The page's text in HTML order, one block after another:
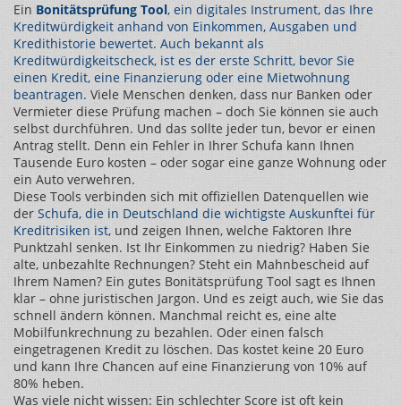
Ein Bonitätsprüfung Tool, ein digitales Instrument, das Ihre
Kreditwürdigkeit anhand von Einkommen, Ausgaben und
Kredithistorie bewertet. Auch bekannt als
Kreditwürdigkeitscheck, ist es der erste Schritt, bevor Sie
einen Kredit, eine Finanzierung oder eine Mietwohnung
beantragen. Viele Menschen denken, dass nur Banken oder
Vermieter diese Prüfung machen – doch Sie können sie auch
selbst durchführen. Und das sollte jeder tun, bevor er einen
Antrag stellt. Denn ein Fehler in Ihrer Schufa kann Ihnen
Tausende Euro kosten – oder sogar eine ganze Wohnung oder
ein Auto verwehren.
Diese Tools verbinden sich mit offiziellen Datenquellen wie
der Schufa, die in Deutschland die wichtigste Auskunftei für
Kreditrisiken ist, und zeigen Ihnen, welche Faktoren Ihre
Punktzahl senken. Ist Ihr Einkommen zu niedrig? Haben Sie
alte, unbezahlte Rechnungen? Steht ein Mahnbescheid auf
Ihrem Namen? Ein gutes Bonitätsprüfung Tool sagt es Ihnen
klar – ohne juristischen Jargon. Und es zeigt auch, wie Sie das
schnell ändern können. Manchmal reicht es, eine alte
Mobilfunkrechnung zu bezahlen. Oder einen falsch
eingetragenen Kredit zu löschen. Das kostet keine 20 Euro
und kann Ihre Chancen auf eine Finanzierung von 10% auf
80% heben.
Was viele nicht wissen: Ein schlechter Score ist oft kein